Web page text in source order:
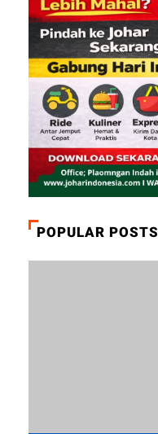
POPULAR POSTS